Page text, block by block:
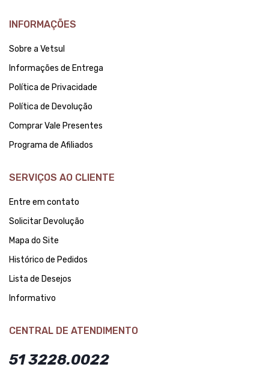
INFORMAÇÕES
Sobre a Vetsul
Informações de Entrega
Política de Privacidade
Política de Devolução
Comprar Vale Presentes
Programa de Afiliados
SERVIÇOS AO CLIENTE
Entre em contato
Solicitar Devolução
Mapa do Site
Histórico de Pedidos
Lista de Desejos
Informativo
CENTRAL DE ATENDIMENTO
51 3228.0022